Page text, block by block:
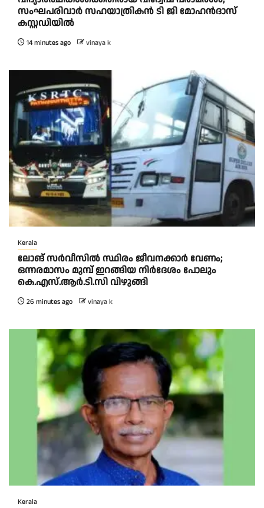
സംഘപരിവാർ സഹയാത്രികൻ ടി ജി മോഹന്‍ദാസ്
കസ്റ്റഡിയിൽ
14 minutes ago vinaya k
Kerala
ലോങ് സർവീസിൽ സ്ഥിരം ജീവനക്കാർ വേണം;
ഒന്നരമാസം മുമ്പ് ഇറങ്ങിയ നിർദേശം പോലും
കെ.എസ്.ആർ.ടി.സി വിഴുങ്ങി
26 minutes ago vinaya k
Kerala